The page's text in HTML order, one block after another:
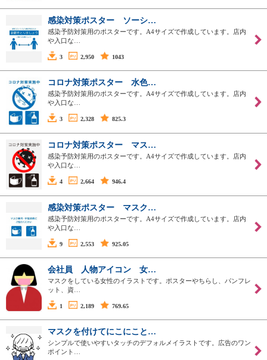
感染対策ポスター ソーシ…
感染予防対策用のポスターです。A4サイズで作成しています。店内
や入口な…
3 2,950 1043
コロナ対策ポスター 水色…
感染予防対策用のポスターです。A4サイズで作成しています。店内
や入口な…
3 2,328 825.3
コロナ対策ポスター マス…
感染予防対策用のポスターです。A4サイズで作成しています。店内
や入口な…
4 2,664 946.4
感染対策ポスター マスク…
感染予防対策用のポスターです。A4サイズで作成しています。店内
や入口な…
9 2,553 925.05
会社員 人物アイコン 女…
マスクをしている女性のイラストです。ポスターやちらし、パンフレ
ット、資…
1 2,189 769.65
マスクを付けてにこにこと…
シンプルで使いやすいタッチのデフォルメイラストです。広告のワン
ポイント…